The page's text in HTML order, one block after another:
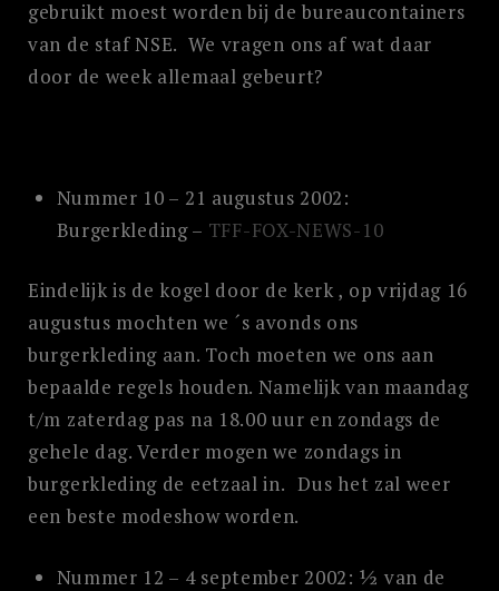
gebruikt moest worden bij de bureaucontainers
van de staf NSE. We vragen ons af wat daar
door de week allemaal gebeurt?
Nummer 10 – 21 augustus 2002:
Burgerkleding – TFF-FOX-NEWS-10
Eindelijk is de kogel door de kerk , op vrijdag 16
augustus mochten we ´s avonds ons
burgerkleding aan. Toch moeten we ons aan
bepaalde regels houden. Namelijk van maandag
t/m zaterdag pas na 18.00 uur en zondags de
gehele dag. Verder mogen we zondags in
burgerkleding de eetzaal in. Dus het zal weer
een beste modeshow worden.
Nummer 12 – 4 september 2002: ½ van de